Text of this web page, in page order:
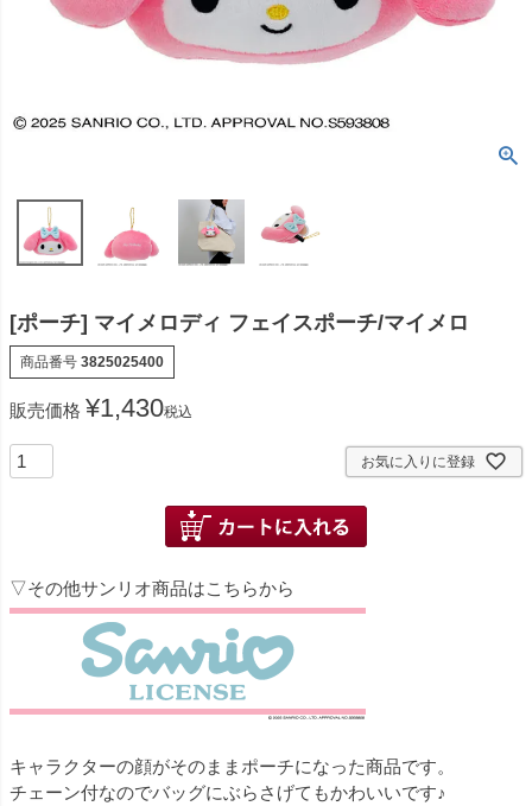
[ポーチ] マイメロディ フェイスポーチ/マイメロ
商品番号 3825025400
販売価格 ¥1,430税込
お気に入りに登録
▽その他サンリオ商品はこちらから
キャラクターの顔がそのままポーチになった商品です。
チェーン付なのでバッグにぶらさげてもかわいいです♪